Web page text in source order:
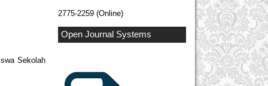
2775-2259 (Online)
Open Journal Systems
Sekolah